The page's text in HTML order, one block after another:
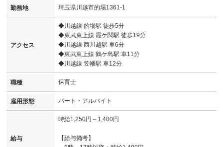
勤務地 埼玉県川越市的場1361-1
アクセス
◆川越線 的場駅 徒歩5分
◆東武東上線 霞ケ関駅 徒歩19分
◆川越線 西川越駅 車6分
◆東武東上線 鶴ケ島駅 車11分
◆川越線 笠幡駅 車12分
職種 保育士
雇用形態 パート・アルバイト
給与
時給1,250円～1,400円
【給与備考】